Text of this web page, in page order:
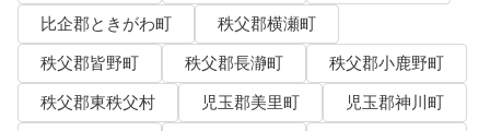
比企郡ときがわ町
秩父郡横瀬町
秩父郡皆野町
秩父郡長瀞町
秩父郡小鹿野町
秩父郡東秩父村
児玉郡美里町
児玉郡神川町